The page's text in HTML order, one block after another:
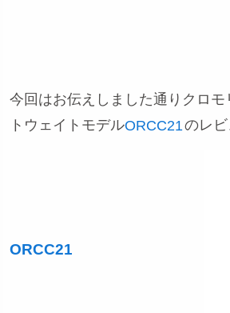
今回はお伝えしました通りクロモ
トウェイトモデルORCC21のレビ
ORCC21